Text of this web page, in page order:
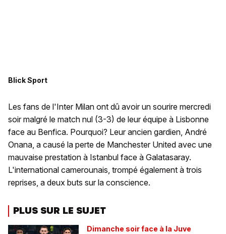
Blick Sport
Les fans de l'Inter Milan ont dû avoir un sourire mercredi
soir malgré le match nul (3-3) de leur équipe à Lisbonne
face au Benfica. Pourquoi? Leur ancien gardien, André
Onana, a causé la perte de Manchester United avec une
mauvaise prestation à Istanbul face à Galatasaray.
L'international camerounais, trompé également à trois
reprises, a deux buts sur la conscience.
PLUS SUR LE SUJET
Dimanche soir face à la Juve